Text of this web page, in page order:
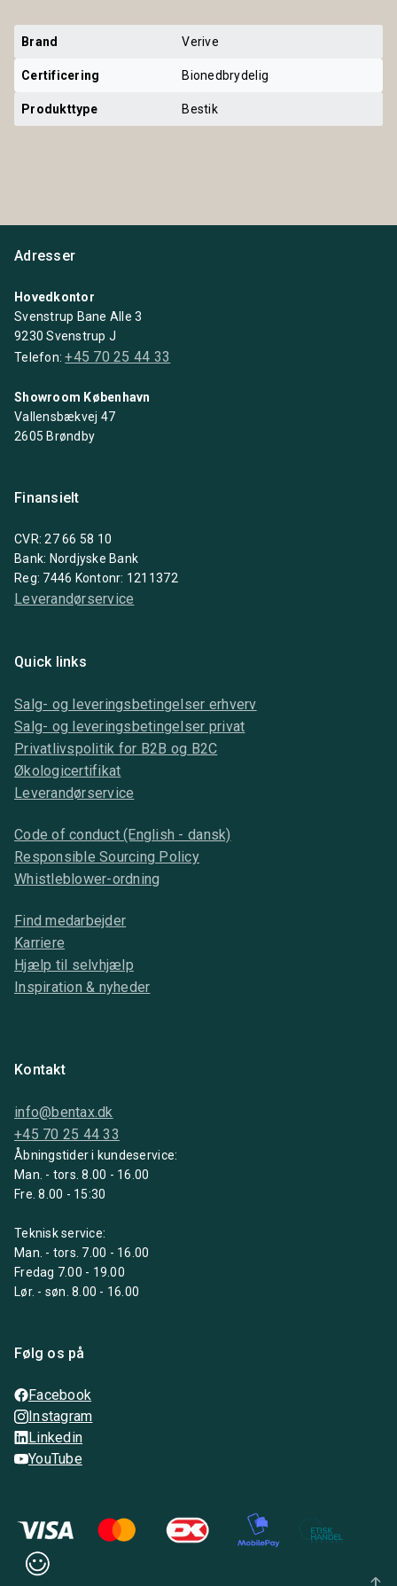
Brand Verive
Certificering Bionedbrydelig
Produkttype Bestik
Adresser
Hovedkontor
Svenstrup Bane Alle 3
9230 Svenstrup J
Telefon:+45 70 25 44 33
Showroom København
Vallensbækvej 47
2605 Brøndby
Finansielt
CVR: 27 66 58 10
Bank: Nordjyske Bank
Reg: 7446 Kontonr: 1211372
Leverandørservice
Quick links
Salg- og leveringsbetingelser erhverv
Salg- og leveringsbetingelser privat
Privatlivspolitik for B2B og B2C
Økologicertifikat
Leverandørservice
Code of conduct (English - dansk)
Responsible Sourcing Policy
Whistleblower-ordning
Find medarbejder
Karriere
Hjælp til selvhjælp
Inspiration & nyheder
Kontakt
info@bentax.dk
+45 70 25 44 33
Åbningstider i kundeservice:
Man. - tors. 8.00 - 16.00
Fre. 8.00 - 15:30
Teknisk service:
Man. - tors. 7.00 - 16.00
Fredag 7.00 - 19.00
Lør. - søn. 8.00 - 16.00
Følg os på
Facebook
Instagram
Linkedin
YouTube